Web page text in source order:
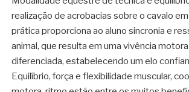
realização de acrobacias sobre o cavalo
prática proporciona ao aluno sincronia e
animal, que resulta em uma vivência
diferenciada, estabelecendo um elo
Equilíbrio, força e flexibilidade muscular,